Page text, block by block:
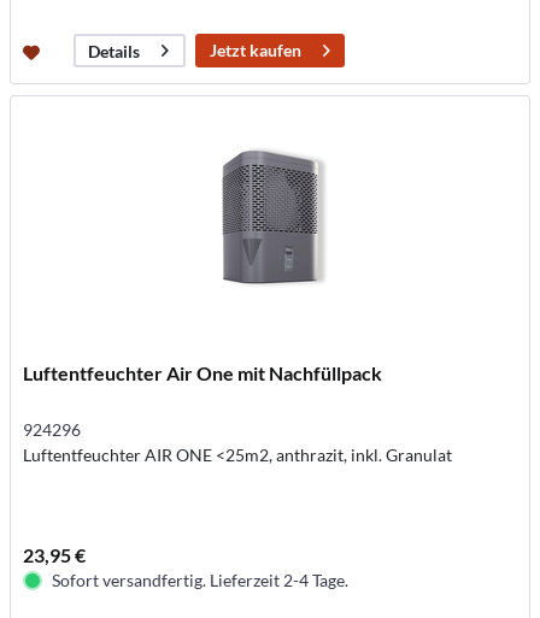
Details Jetzt kaufen
Luftentfeuchter Air One mit Nachfüllpack
924296
Luftentfeuchter AIR ONE <25m2, anthrazit, inkl. Granulat
23,95 €
Sofort versandfertig. Lieferzeit 2-4 Tage.